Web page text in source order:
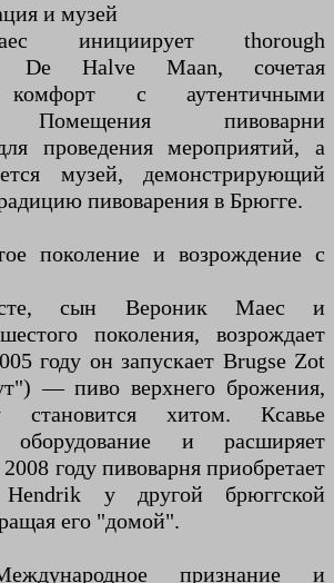
и музей
инициирует thorough
De Halve Maan, сочетая
комфорт с аутентичными
Помещения пивоварни
проведения мероприятий, а
музей, демонстрирующий
пивоварения в Брюгге.
поколение и возрождение с
сын Вероник Маес и
поколения, возрождает
году он запускает Brugse Zot
— пиво верхнего брожения,
становится хитом. Ксавье
оборудование и расширяет
году пивоварня приобретает
у другой брюггской
его "домой".
признание и